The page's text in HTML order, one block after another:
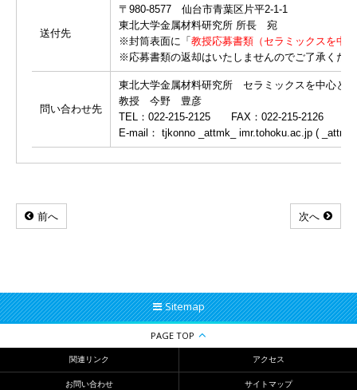
送付先
〒980-8577 仙台市青葉区片平2-1-1
東北大学金属材料研究所 所長 宛
※封筒表面に「 教授応募書類（セラミックスを中
※応募書類の返却はいたしませんのでご了承くだ
問い合わせ先
東北大学金属材料研究所 セラミックスを中心と
教授 今野 豊彦
TEL：022-215-2125 FAX：022-215-2126
E-mail： tjkonno _attmk_ imr.tohoku.ac.jp (
前へ 次へ
Sitemap
PAGE TOP
関連リンク アクセス
お問い合わせ サイトマップ